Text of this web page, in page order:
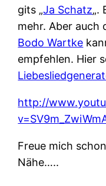
gits „Ja Schatz„.
mehr. Aber auch
Bodo Wartke
empfehlen. Hier
http://
Freue mich
Nähe…..